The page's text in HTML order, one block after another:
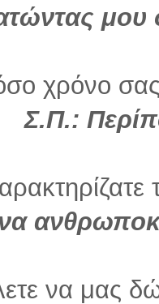
χρόνο
Σ.Π.:
να μας